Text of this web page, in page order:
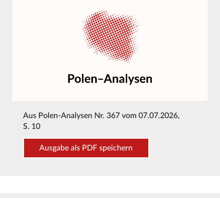
Aus Polen-Analysen Nr. 367 vom 07.07.2026,
S. 10
Ausgabe als PDF speichern